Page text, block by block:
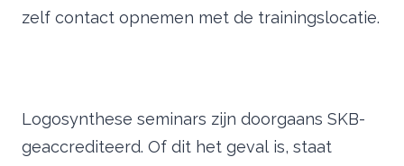
zelf contact opnemen met de trainingslocatie.
Logosynthese seminars zijn doorgaans SKB-
geaccrediteerd. Of dit het geval is, staat